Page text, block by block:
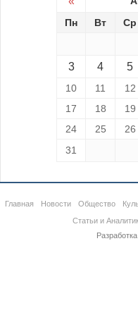
Пн Вт Ср
3 4 5
10
11 12
17
18 19
24
25 26
31
Главная Новости Общество
Статьи и